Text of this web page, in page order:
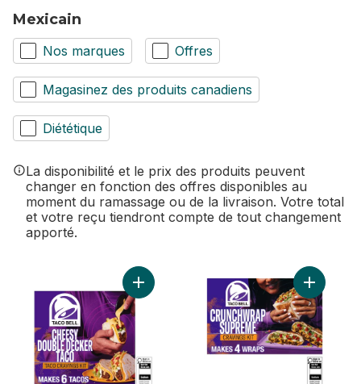
Mexicain
Nos marques Offres
Magasinez des produits canadiens
Diététique
La disponibilité et le prix des produits peuvent
changer en fonction des offres disponibles au
moment du ramassage ou de la livraison. Votre total
et votre reçu tiendront compte de tout changement
apporté.
Ajouter Ensemble à tacos fringales Taco
Ajouter